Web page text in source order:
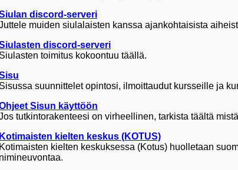
discord-serveri
muiden siulalaisten kanssa ajankohtaisista
discord-serveri
Siulasten toimitus kokoontuu täällä.
Sisussa suunnittelet opintosi, ilmoittaudut kursseille ja
Sisun käyttöön
tutkintorakenteesi on virheellinen, tarkista täältä
Kotimaisten kielten keskus (KOTUS)
Kotimaisten kielten keskuksessa (Kotus) huolletaan
nimineuvontaa.